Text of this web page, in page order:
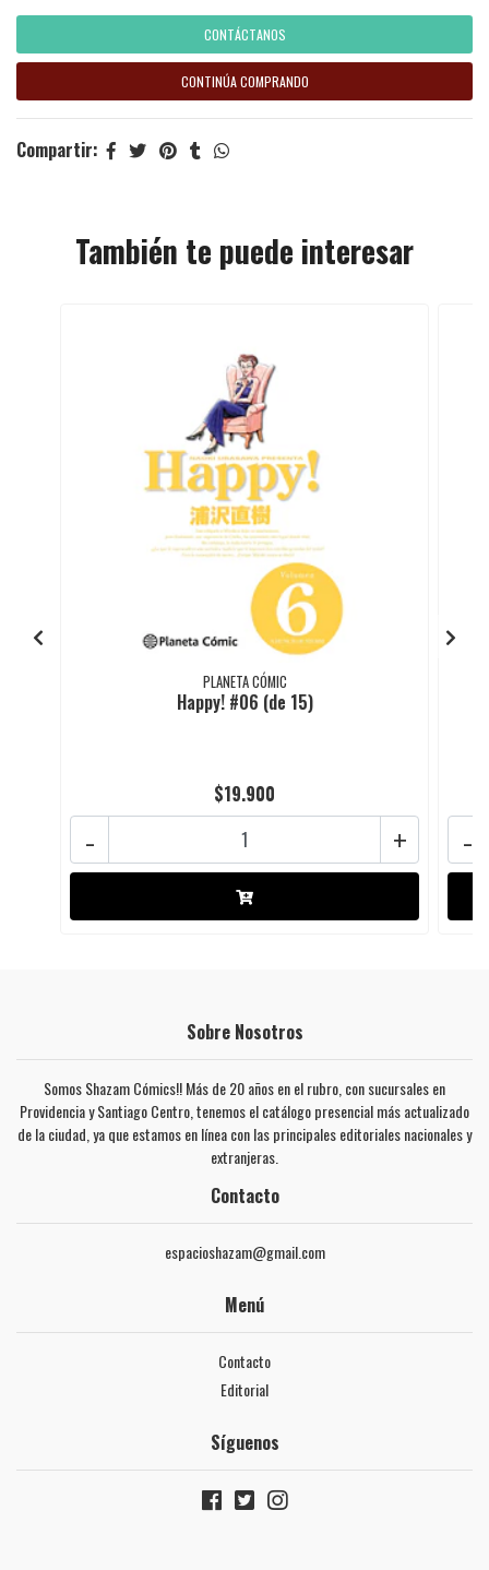
CONTÁCTANOS
CONTINÚA COMPRANDO
Compartir:
También te puede interesar
PLANETA CÓMIC
Happy! #06 (de 15)
$19.900
+
- -
Sobre Nosotros
Somos Shazam Cómics!! Más de 20 años en el rubro, con sucursales en
Providencia y Santiago Centro, tenemos el catálogo presencial más actualizado
de la ciudad, ya que estamos en línea con las principales editoriales nacionales y
extranjeras.
Contacto
espacioshazam@gmail.com
Menú
Contacto
Editorial
Síguenos